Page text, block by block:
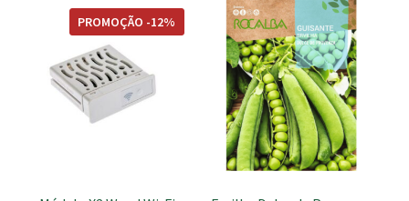
PROMOÇÃO -12%